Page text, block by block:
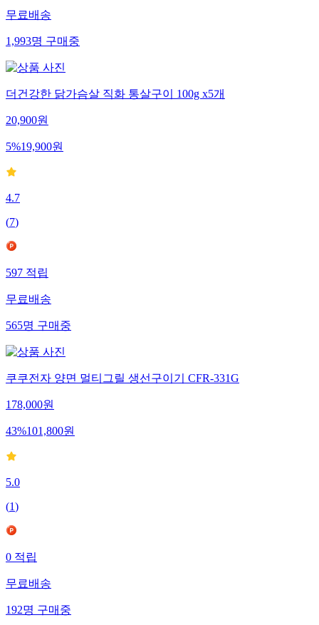
무료배송
1,993명구매중
더건강한 닭가슴살 직화 통살구이 100g x5개
20,900원
5%19,900원
4.7
(7)
597적립
무료배송
565명구매중
쿠쿠전자 양면 멀티그릴 생선구이기 CFR-331G
178,000원
43%101,800원
5.0
(1)
0적립
무료배송
192명구매중